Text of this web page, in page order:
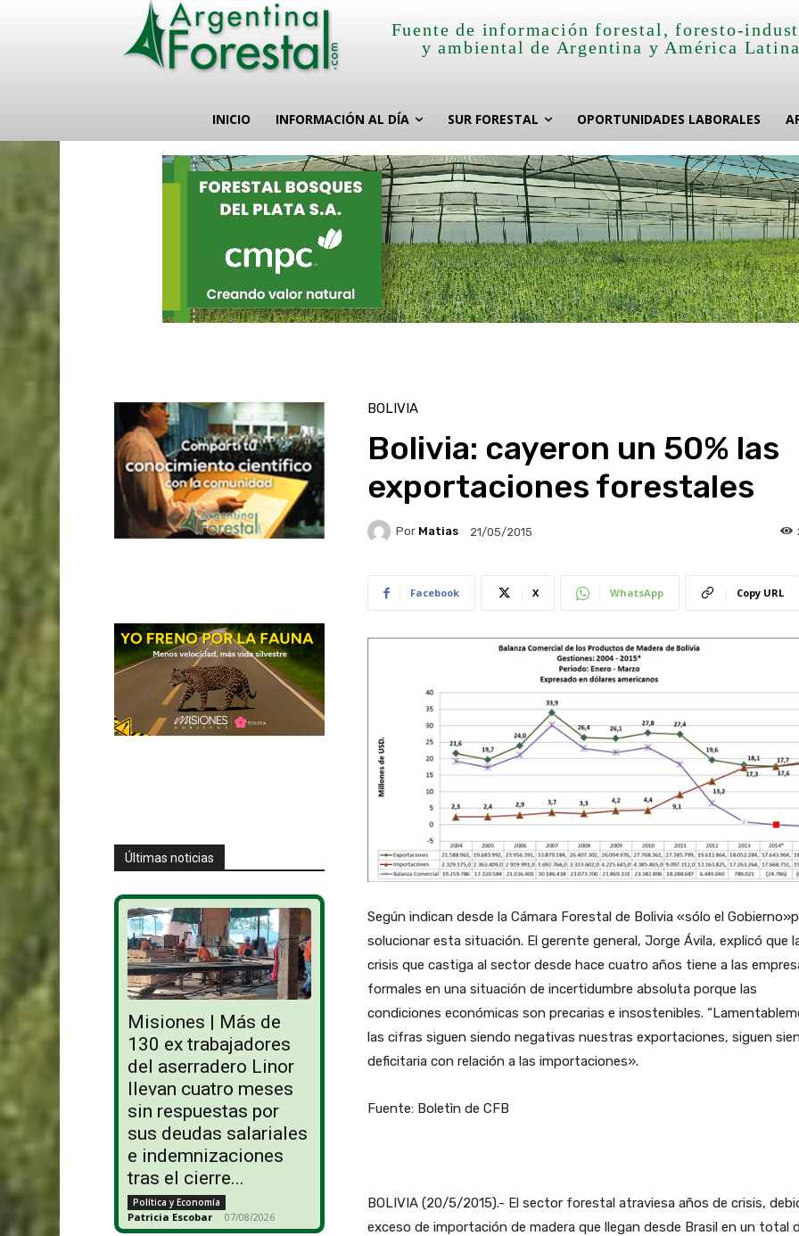
Fuente de información forestal, foresto-
y ambiental de Argentina y América
INICIO INFORMACIÓN AL DÍA SUR FORESTAL OPORTUNIDADES LABORALES
Últimas noticias
Misiones | Más de
130 ex trabajadores
del aserradero Linor
llevan cuatro meses
sin respuestas por
sus deudas salariales
e indemnizaciones
tras el cierre...
Política y Economía
Patricia Escobar - 07/08/2026
BOLIVIA
Bolivia: cayeron un 50% las
exportaciones forestales
Por Matias 21/05/2015
Facebook X WhatsApp Copy URL
Según indican desde la Cámara Forestal de Bolivia «sólo el
solucionar esta situación. El gerente general, Jorge Ávila, explicó que
crisis que castiga al sector desde hace cuatro años tiene a las
formales en una situación de incertidumbre absoluta porque las
condiciones económicas son precarias e insostenibles.
las cifras siguen siendo negativas nuestras exportaciones, siguen
deficitaria con relación a las importaciones».
Fuente: Boletìn de CFB
BOLIVIA (20/5/2015).- El sector forestal atraviesa años de crisis,
exceso de importación de madera que llegan desde Brasil en un total